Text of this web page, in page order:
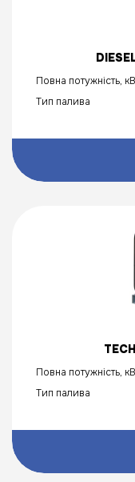
Повна потужність,
Тип палива
Повна потужність,
Тип палива